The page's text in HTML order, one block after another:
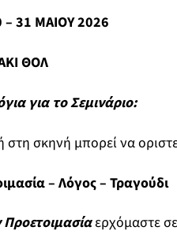
– 31 ΜΑΙΟΥ 2026
ΘΟΛ
για το Σεμινάριο:
σκηνή μπορεί να
– Λόγος – Τραγούδι
Προετοιμασίαερχόμαστε